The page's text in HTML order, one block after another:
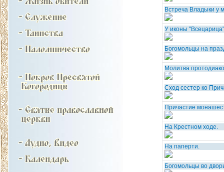
Встреча Владыки у
У иконы
Богомольцы на
Молитва
Сход сестер ко
Причастие
На Крестном ходе.
На паперти.
Богомольцы во